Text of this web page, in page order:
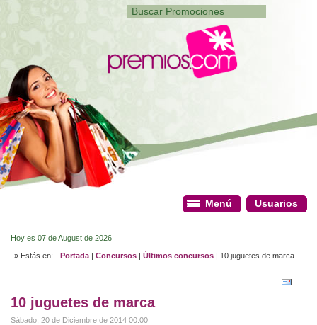
Menú
Menú Usuarios
Usuarios
Hoy es 07 de August de 2026
» Estás en: Portada | Concursos | Últimos concursos | 10 juguetes de marca
10 juguetes de marca
Sábado, 20 de Diciembre de 2014 00:00